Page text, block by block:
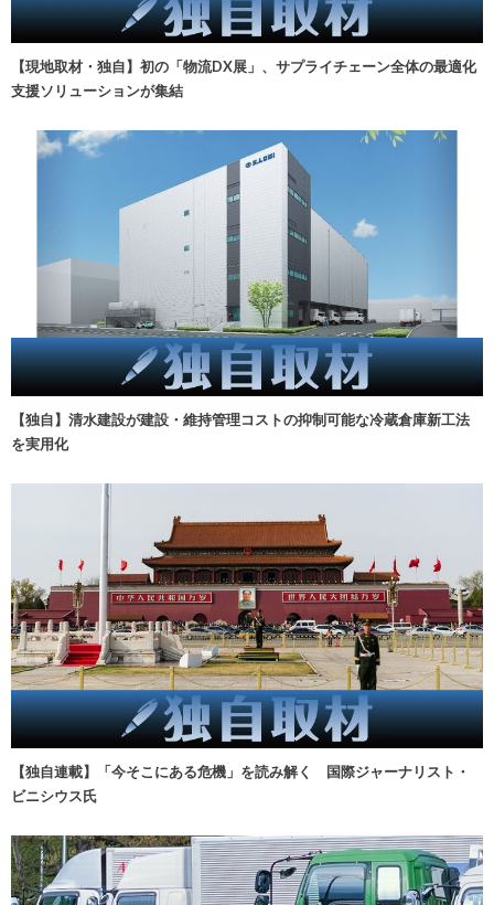
【現地取材・独自】初の「物流DX展」、サプライチェーン全体の最適化
支援ソリューションが集結
【独自】清水建設が建設・維持管理コストの抑制可能な冷蔵倉庫新工法
を実用化
【独自連載】「今そこにある危機」を読み解く 国際ジャーナリスト・
ビニシウス氏